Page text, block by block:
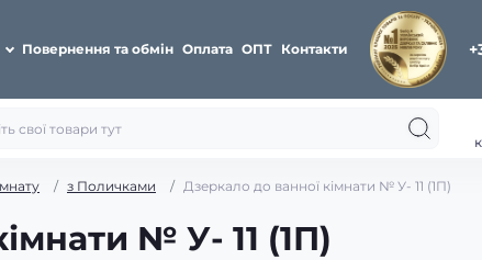
Повернення та обмін Оплата ОПТ Контакти
з Поличками Дзеркало до ванної кімнати № У- 11 (1П)
№ У- 11 (1П)